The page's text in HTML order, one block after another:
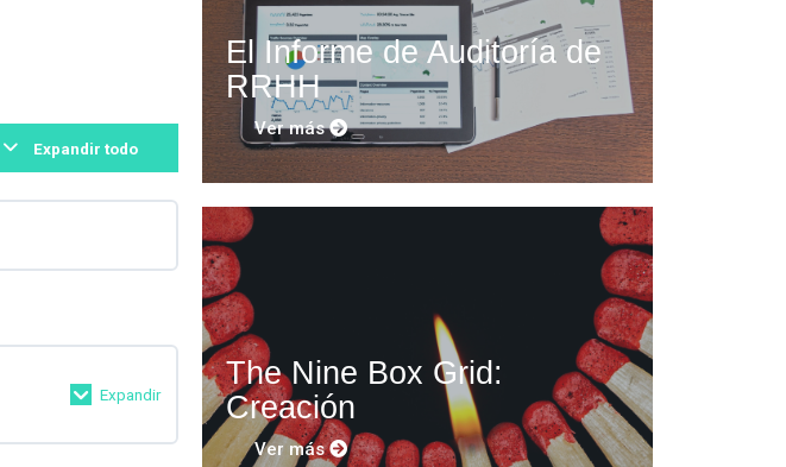
Expandir todo
Expandir
El Informe de Auditoría de
RRHH
Ver más
The Nine Box Grid:
Creación
Ver más